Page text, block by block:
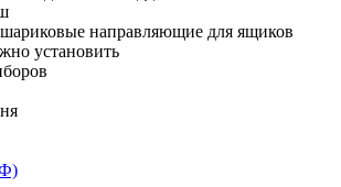
направляющие для ящиков
установить